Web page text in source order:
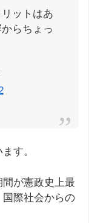
ットはあ
らちょっ
す。
が憲政史上最
際社会からの